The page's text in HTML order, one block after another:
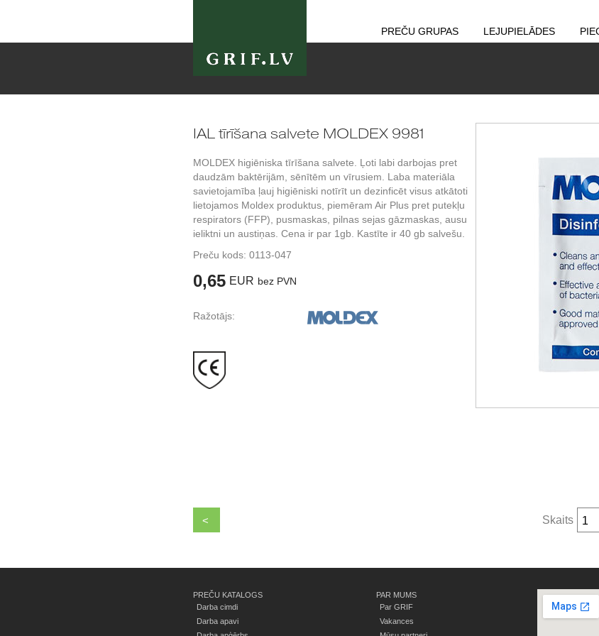
PREČU GRUPAS LEJUPIELĀDES
IAL tīrīšana salvete MOLDEX 9981
MOLDEX higiēniska tīrīšana salvete. Ļoti labi darbojas pret
daudzām baktērijām, sēnītēm un vīrusiem. Laba materiāla
savietojamība ļauj higiēniski notīrīt un dezinficēt visus atkātoti
lietojamos Moldex produktus, piemēram Air Plus pret putekļu
respirators (FFP), pusmaskas, pilnas sejas gāzmaskas, ausu
ieliktni un austiņas. Cena ir par 1gb. Kastīte ir 40 gb salvešu.
Preču kods: 0113-047
0,65 EUR bez PVN
Ražotājs:
< Skaits
PREČU KATALOGS
Darba cimdi
Darba apavi
PAR MUMS
Par GRIF
Vakances